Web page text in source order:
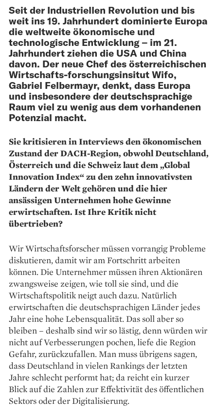
Seit der Industriellen Revolution und bis
weit ins 19. Jahrhundert dominierte Europa
die weltweite ökonomische und
technologische Entwicklung – im 21.
Jahrhundert ziehen die USA und China
davon. Der neue Chef des österreichischen
Wirtschafts­-forschungsinsitut Wifo,
Gabriel Felbermayr, denkt, dass Europa
und insbesondere der deutsch­sprachige
Raum viel zu wenig aus dem vorhandenen
Potenzial macht.
Sie kritisieren in Interviews den ökonomischen
Zustand der DACH-Region, obwohl Deutschland,
Österreich und die Schweiz laut dem „Global
Innovation Index“ zu den zehn innovativsten
Ländern der Welt gehören und die hier
ansässigen Unternehmen hohe Gewinne
erwirtschaften. Ist Ihre Kritik nicht
übertrieben?
Wir Wirtschaftsforscher müssen vorrangig Probleme
diskutieren, damit wir am Fortschritt arbeiten
können. Die Unternehmer müssen ihren Aktionären
zwangsweise zeigen, wie toll sie sind, und die
Wirtschaftspolitik neigt auch dazu. Natürlich
erwirtschaften die deutschsprachigen Länder jedes
Jahr eine hohe Lebensqualität. Das soll aber so
bleiben – deshalb sind wir so lästig, denn würden wir
nicht auf Verbesserungen pochen, liefe die Region
Gefahr, zurückzu­fallen. Man muss übrigens sagen,
dass Deutschland in vielen Rankings der letzten
Jahre schlecht performt hat; da reicht ein kurzer
Blick auf die Zahlen zur Effektivität des öffentlichen
Sektors oder der Digitalisierung.